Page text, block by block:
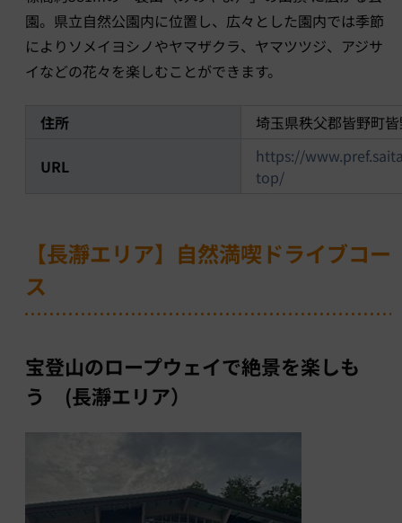
園。県立自然公園内に位置し、広々とした園内では季節
によりソメイヨシノやヤマザクラ、ヤマツツジ、アジサ
イなどの花々を楽しむことができます。
住所 埼玉県秩父郡皆野町
URL
https://
top/
【長瀞エリア】自然満喫ドライブコー
ス
宝登山のロープウェイで絶景を楽しも
う (長瀞エリア）